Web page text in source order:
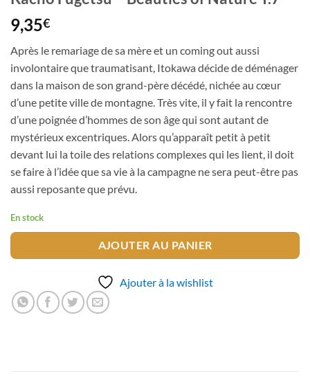
9,35€
Après le remariage de sa mère et un coming out aussi
involontaire que traumatisant, Itokawa décide de déménager
dans la maison de son grand-père décédé, nichée au cœur
d’une petite ville de montagne. Très vite, il y fait la rencontre
d’une poignée d’hommes de son âge qui sont autant de
mystérieux excentriques. Alors qu’apparaît petit à petit
devant lui la toile des relations complexes qui les lient, il doit
se faire à l’idée que sa vie à la campagne ne sera peut-être pas
aussi reposante que prévu.
En stock
AJOUTER AU PANIER
Ajouter à la wishlist